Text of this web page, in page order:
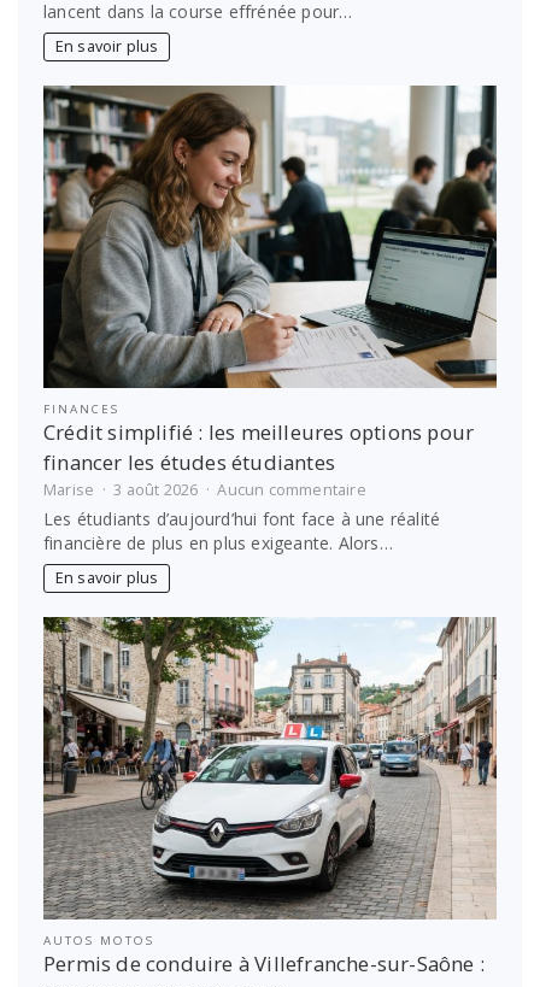
Antémed
Epsilon
!
lancent dans la course effrénée pour…
En savoir plus
FINANCES
Crédit simplifié : les meilleures options pour
financer les études étudiantes
Marise 3 août 2026 Aucun commentairesur
Crédit
simplifié
:
études
étudiantes
Les étudiants d’aujourd’hui font face à une réalité
financière de plus en plus exigeante. Alors…
En savoir plus
AUTOS MOTOS
Permis de conduire à Villefranche-sur-Saône :